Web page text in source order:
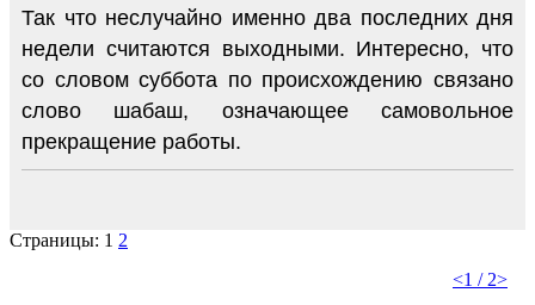
Так что неслучайно именно два последних дня
недели считаются выходными. Интересно, что
со словом суббота по происхождению связано
слово шабаш, означающее самовольное
прекращение работы.
Страницы: 1 2
<1 / 2>